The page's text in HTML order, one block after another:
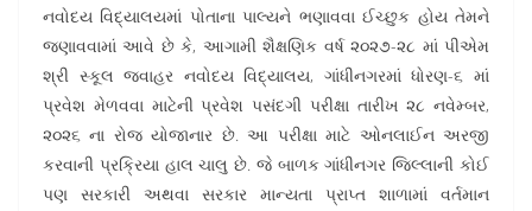
નવોદય વિદ્યાલયમાં પોતાના પાલ્યને ભણાવવા ઈચ્છુક હોય તેમને
જણાવવામાં આવે છે કે, આગામી શૈક્ષણિક વર્ષ ૨૦૨૭-૨૮ માં પીએમ
શ્રી સ્કૂલ જવાહર નવોદય વિદ્યાલય, ગાંધીનગરમાં ધોરણ-૬ માં
પ્રવેશ મેળવવા માટેની પ્રવેશ પસંદગી પરીક્ષા તારીખ ૨૮ નવેમ્બર,
૨૦૨૬ ના રોજ યોજાનાર છે. આ પરીક્ષા માટે ઓનલાઈન અરજી
કરવાની પ્રક્રિયા હાલ ચાલુ છે. જે બાળક ગાંધીનગર જિલ્લાની કોઈ
પણ સરકારી અથવા સરકાર માન્યતા પ્રાપ્ત શાળામાં વર્તમાન